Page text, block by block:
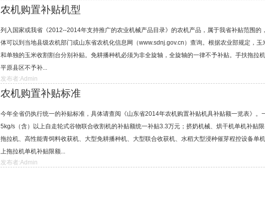
农机购置补贴机型
列入国家或我省《2012--2014年支持推广的农业机械产品目录》的农机产品，属于我省补贴范围的
体可以到当地县级农机部门或山东省农机化信息网（www.sdnj.gov.cn）查询。根据农业部规定，
和单独的玉米收割割台分别补贴。免耕播种机必须为非全旋轴，全旋轴的一律不予补贴。手扶拖拉
平原县区不予补...
发布者:Admin
农机购置补贴标准
今年全省仍执行统一的补贴标准，具体请查阅《山东省2014年农机购置补贴机具补贴额一览表》。
5kg/s（含）以上自走轮式谷物联合收割机的补贴额统一补贴3.3万元；挤奶机械、烘干机单机补贴
拖拉机、高性能青饲料收获机、大型免耕播种机、大型联合收获机、水稻大型浸种催芽程控设备单
上拖拉机单机补贴限额...
发布者:Admin